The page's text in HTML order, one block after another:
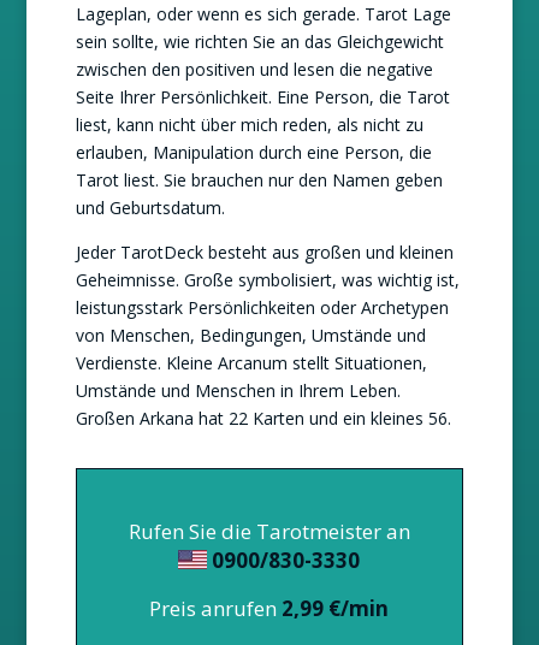
Lageplan, oder wenn es sich gerade. Tarot Lage
sein sollte, wie richten Sie an das Gleichgewicht
zwischen den positiven und lesen die negative
Seite Ihrer Persönlichkeit. Eine Person, die Tarot
liest, kann nicht über mich reden, als nicht zu
erlauben, Manipulation durch eine Person, die
Tarot liest. Sie brauchen nur den Namen geben
und Geburtsdatum.
Jeder TarotDeck besteht aus großen und kleinen
Geheimnisse. Große symbolisiert, was wichtig ist,
leistungsstark Persönlichkeiten oder Archetypen
von Menschen, Bedingungen, Umstände und
Verdienste. Kleine Arcanum stellt Situationen,
Umstände und Menschen in Ihrem Leben.
Großen Arkana hat 22 Karten und ein kleines 56.
Rufen Sie die Tarotmeister an
0900/830-3330
Preis anrufen 2,99 €/min